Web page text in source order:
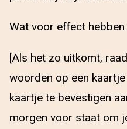
Wat voor effect
[Als het zo uitkomt,
woorden op een
kaartje te bevestigen
morgen voor staat om